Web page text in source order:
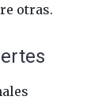
otras.